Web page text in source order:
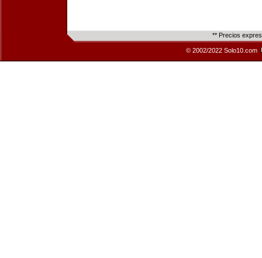
** Precios
© 2002/2022 Solo10.com